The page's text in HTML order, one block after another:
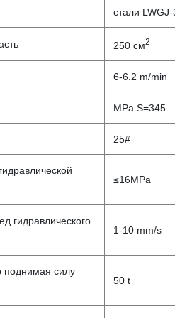
стали
250 см2
6-6.2 m/min
MPa S=345
25#
≤16MPa
гидравлического
1-10 mm/s
поднимая силу
50 t